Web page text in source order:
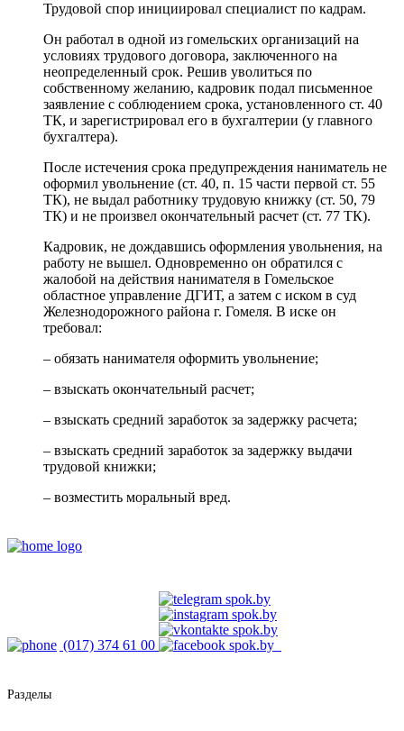
Трудовой спор инициировал специалист по кадрам.
Он работал в одной из гомельских организаций на
условиях трудового договора, заключенного на
неопределенный срок. Решив уволиться по
собственному желанию, кадровик подал письменное
заявление с соблюдением срока, установленного ст. 40
ТК, и зарегистрировал его в бухгалтерии (у главного
бухгалтера).
После истечения срока предупреждения наниматель не
оформил увольнение (ст. 40, п. 15 части первой ст. 55
ТК), не выдал работнику трудовую книжку (ст. 50, 79
ТК) и не произвел окончательный расчет (ст. 77 ТК).
Кадровик, не дождавшись оформления увольнения, на
работу не вышел. Одновременно он обратился с
жалобой на действия нанимателя в Гомельское
областное управление ДГИТ, а затем с иском в суд
Железнодорожного района г. Гомеля. В иске он
требовал:
– обязать нанимателя оформить увольнение;
– взыскать окончательный расчет;
– взыскать средний заработок за задержку расчета;
– взыскать средний заработок за задержку выдачи
трудовой книжки;
– возместить моральный вред.
(017) 374 61 00
Разделы